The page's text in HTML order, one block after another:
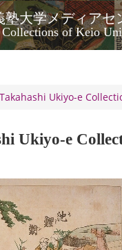
塾大学メディア
of Keio
Takahashi Ukiyo-e
Ukiyo-e